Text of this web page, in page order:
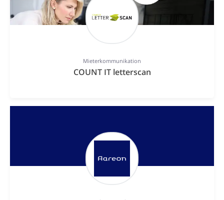
Mieterkommunikation
COUNT IT letterscan